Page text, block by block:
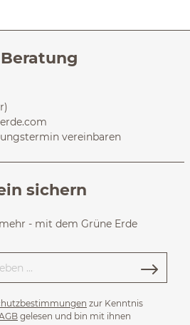
vereinbaren
sichern
- mit dem Grüne Erde
zur Kenntnis
gelesen und bin mit ihnen